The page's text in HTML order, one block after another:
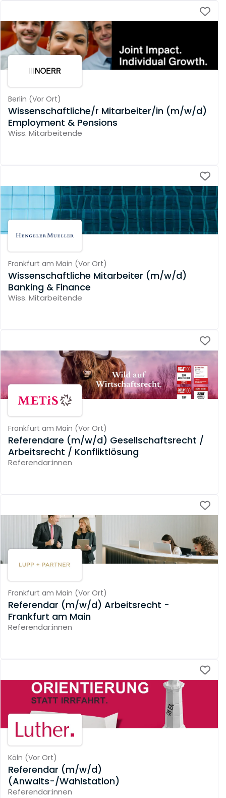
Berlin (Vor Ort)
Wissenschaftliche/r Mitarbeiter/in (m/w/d)
Employment & Pensions
Wiss. Mitarbeitende
Frankfurt am Main (Vor Ort)
Wissenschaftliche Mitarbeiter (m/w/d)
Banking & Finance
Wiss. Mitarbeitende
Frankfurt am Main (Vor Ort)
Referendare (m/w/d) Gesellschaftsrecht /
Arbeitsrecht / Konfliktlösung
Referendar:innen
Frankfurt am Main (Vor Ort)
Referendar (m/w/d) Arbeitsrecht -
Frankfurt am Main
Referendar:innen
Köln (Vor Ort)
Referendar (m/w/d)
(Anwalts-/Wahlstation)
Referendar:innen